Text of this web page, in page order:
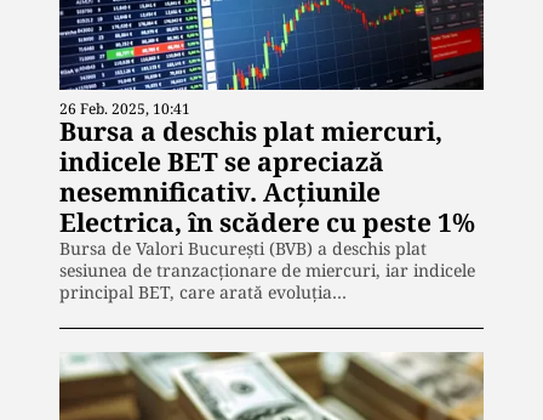
26 Feb. 2025, 10:41
Bursa a deschis plat miercuri,
indicele BET se apreciază
nesemnificativ. Acţiunile
Electrica, în scădere cu peste 1%
Bursa de Valori Bucureşti (BVB) a deschis plat
sesiunea de tranzacţionare de miercuri, iar indicele
principal BET, care arată evoluţia…